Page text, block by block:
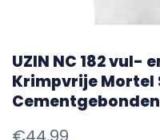
UZIN NC 182 vul-
Krimpvrije Mortel
Cementgebonden